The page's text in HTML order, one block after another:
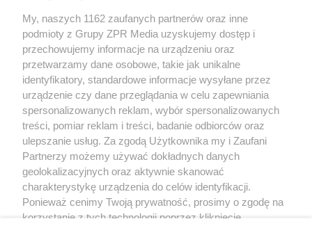
Żaden utwór zamieszczony w serwisie nie może być powielany i
rozpowszechniany lub dalej rozpowszechniany w jakikolwiek sposób (w
tym także elektroniczny lub mechaniczny) na jakimkolwiek polu
eksploatacji w jakiejkolwiek formie, włącznie z umieszczaniem w Internecie
bez pisemnej zgody właściciela praw. Jakiekolwiek użycie lub
wykorzystanie utworów w całości lub w części z naruszeniem prawa, tzn.
bez właściwej zgody, jest zabronione pod groźbą kary i może być ścigane
prawnie.
O nas
My, naszych 1162 zaufanych partnerów oraz inne
podmioty z Grupy ZPR Media uzyskujemy dostęp i
przechowujemy informacje na urządzeniu oraz
przetwarzamy dane osobowe, takie jak unikalne
identyfikatory, standardowe informacje wysyłane przez
urządzenie czy dane przeglądania w celu zapewniania
spersonalizowanych reklam, wybór spersonalizowanych
treści, pomiar reklam i treści, badanie odbiorców oraz
ulepszanie usług. Za zgodą Użytkownika my i Zaufani
Partnerzy możemy używać dokładnych danych
geolokalizacyjnych oraz aktywnie skanować
charakterystykę urządzenia do celów identyfikacji.
Ponieważ cenimy Twoją prywatność, prosimy o zgodę na
korzystanie z tych technologii poprzez kliknięcie